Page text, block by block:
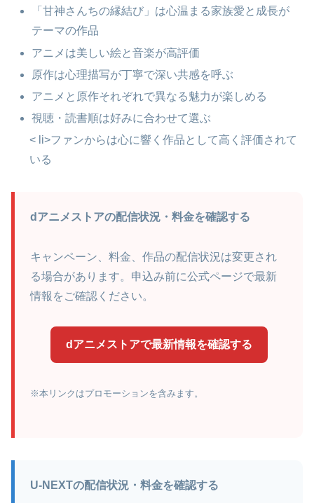
「甘神さんちの縁結び」は心温まる家族愛と成長が
テーマの作品
アニメは美しい絵と音楽が高評価
原作は心理描写が丁寧で深い共感を呼ぶ
アニメと原作それぞれで異なる魅力が楽しめる
視聴・読書順は好みに合わせて選ぶ
< li>ファンからは心に響く作品として高く評価されて
いる
dアニメストアの配信状況・料金を確認する
キャンペーン、料金、作品の配信状況は変更され
る場合があります。申込み前に公式ページで最新
情報をご確認ください。
dアニメストアで最新情報を確認する
※本リンクはプロモーションを含みます。
U-NEXTの配信状況・料金を確認する